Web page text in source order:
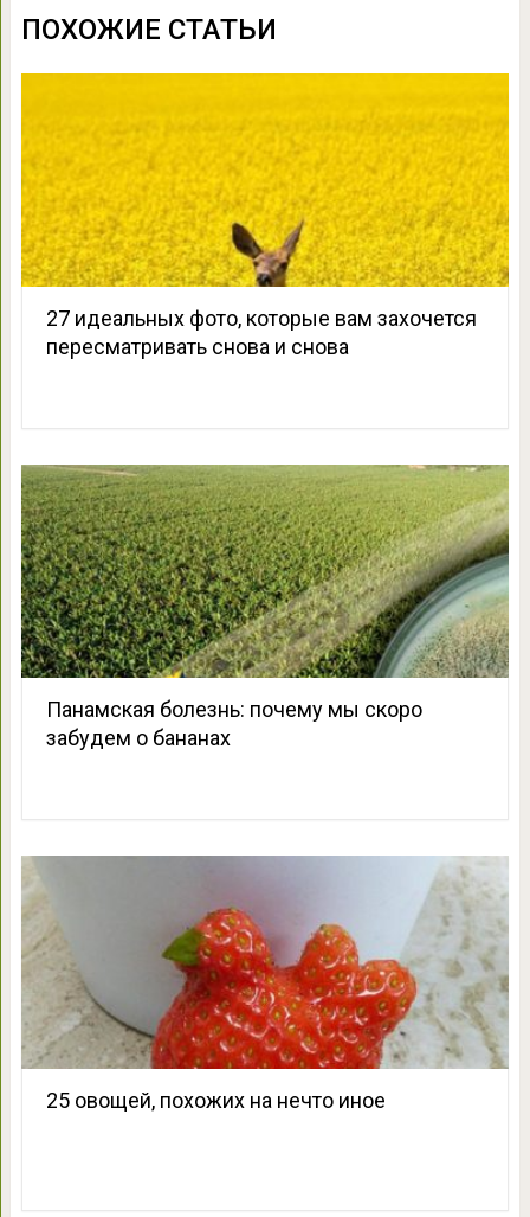
ПОХОЖИЕ СТАТЬИ
27 идеальных фото, которые вам захочется
пересматривать снова и снова
Панамская болезнь: почему мы скоро
забудем о бананах
25 овощей, похожих на нечто иное